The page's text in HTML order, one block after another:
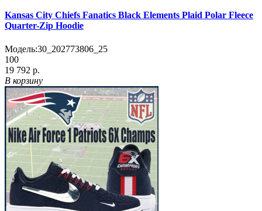
Kansas City Chiefs Fanatics Black Elements Plaid Polar Fleece
Quarter-Zip Hoodie
Модель:30_202773806_25
100
19 792 р.
В корзину